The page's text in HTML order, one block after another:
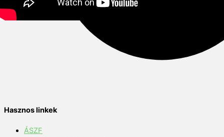
Hasznos linkek
ÁSZF